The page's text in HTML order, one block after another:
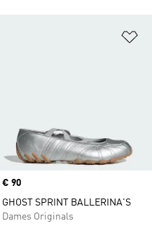
Price
€ 90
GHOST SPRINT BALLERINA'S
Dames Originals